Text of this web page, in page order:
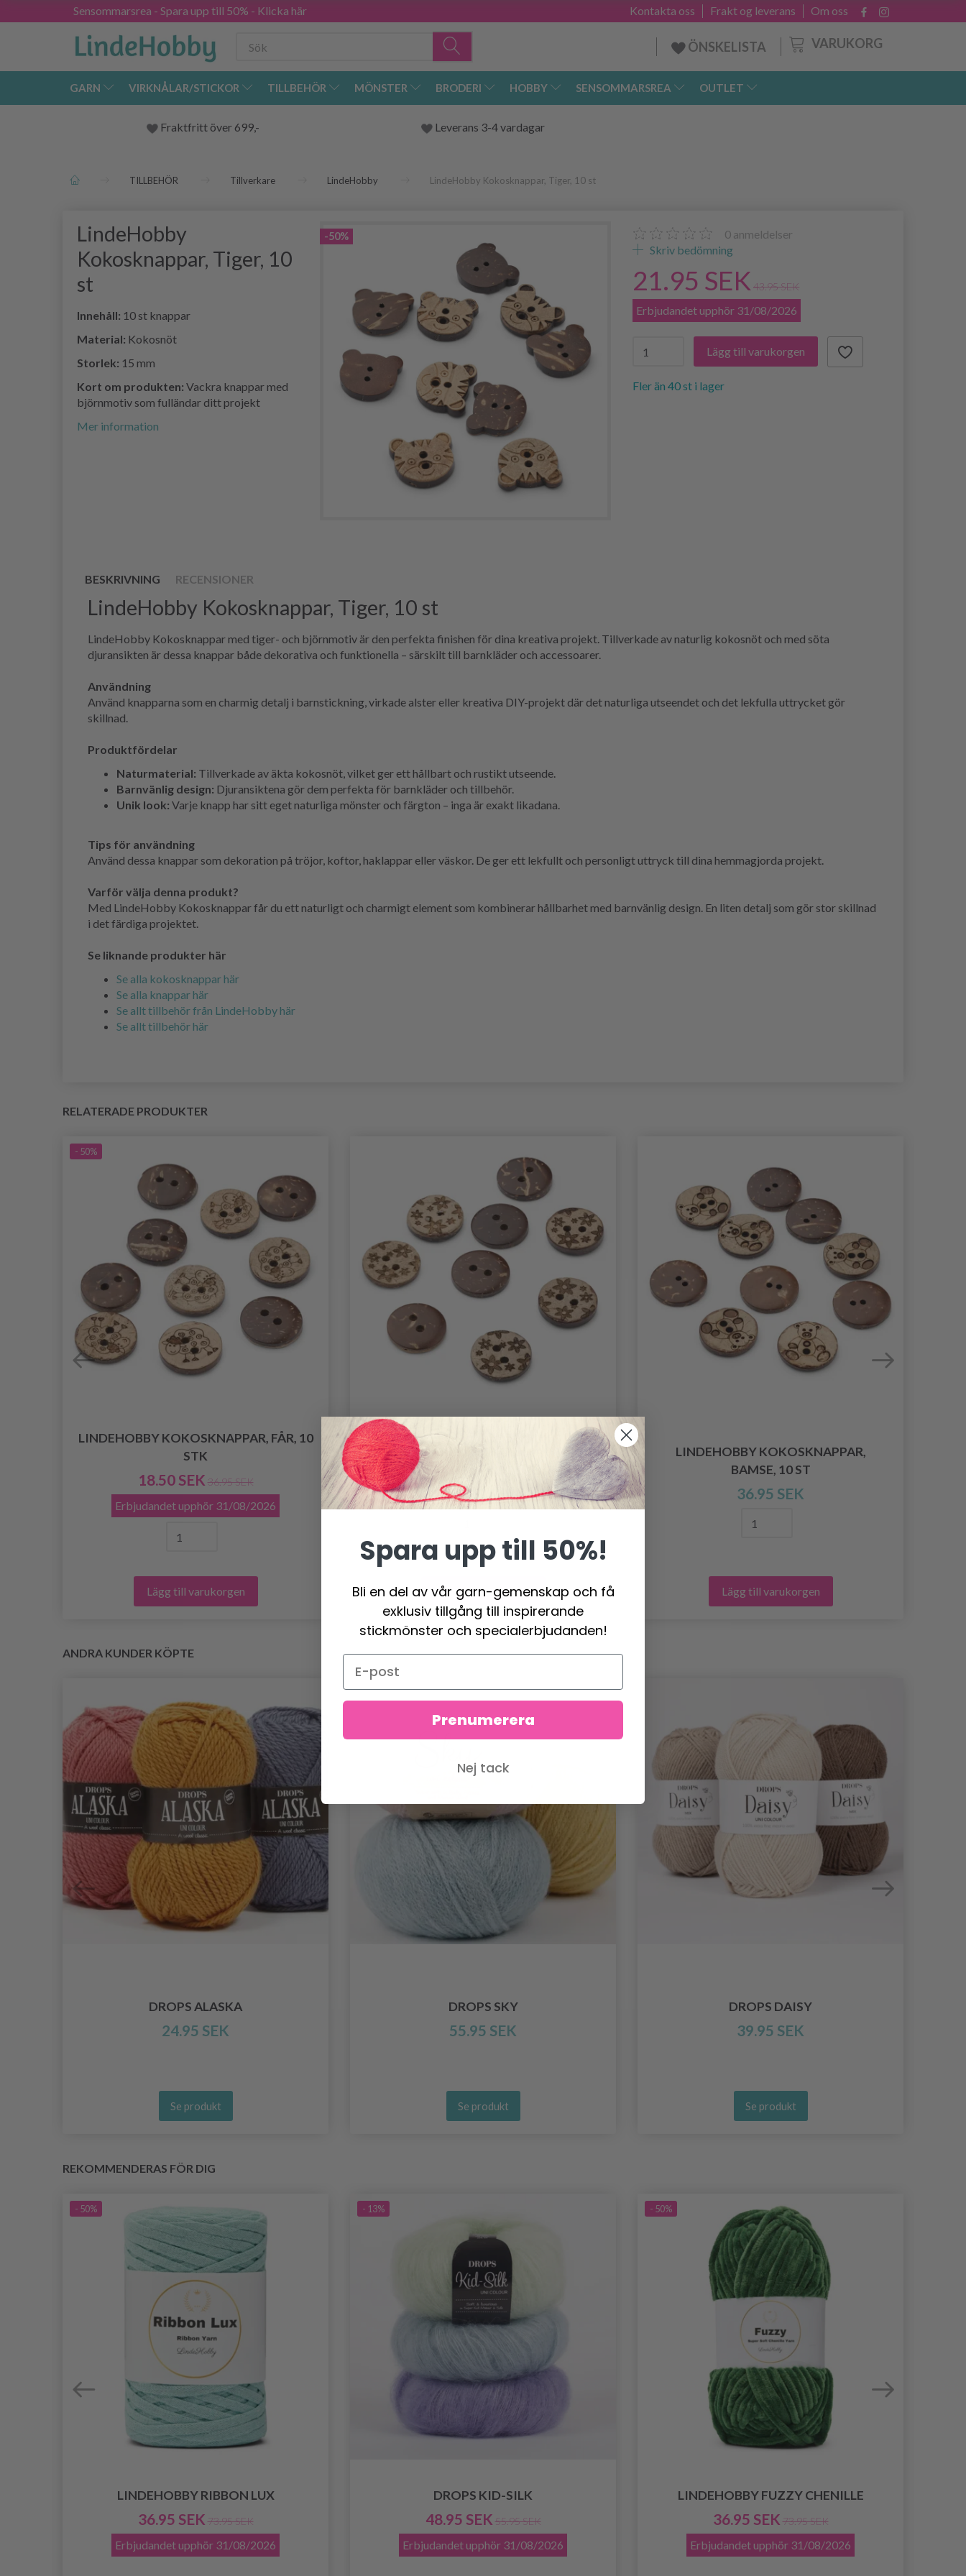
Sensommarsrea - Spara upp till 50% - Klicka här Om oss
Frakt og leverans
Kontakta oss
VARUKORG
ÖNSKELISTA
GARN VIRKNÅLAR/STICKOR TILLBEHÖR MÖNSTER BRODERI HOBBY SENSOMMARSREA OUTLET
Fraktfritt över 699,- Leverans 3-4 vardagar
TILLBEHÖR Tillverkare LindeHobby LindeHobby Kokosknappar, Tiger, 10 st
LindeHobby
Kokosknappar, Tiger, 10
st
Innehåll: 10 st knappar
Material: Kokosnöt
Storlek: 15 mm
Kort om produkten: Vackra knappar med
björnmotiv som fulländar ditt projekt
Mer information
-50% 0 anmeldelser
Skriv bedömning
21.95 SEK 43.95 SEK
Erbjudandet upphör 31/08/2026
Lägg till varukorgen
Fler än 40 st i lager
BESKRIVNING RECENSIONER
LindeHobby Kokosknappar, Tiger, 10 st
LindeHobby Kokosknappar med tiger- och björnmotiv är den perfekta finishen för dina kreativa projekt. Tillverkade av naturlig kokosnöt och med söta
djuransikten är dessa knappar både dekorativa och funktionella – särskilt till barnkläder och accessoarer.
Användning
Använd knapparna som en charmig detalj i barnstickning, virkade alster eller kreativa DIY-projekt där det naturliga utseendet och det lekfulla uttrycket gör
skillnad.
Produktfördelar
Naturmaterial: Tillverkade av äkta kokosnöt, vilket ger ett hållbart och rustikt utseende.
Barnvänlig design: Djuransiktena gör dem perfekta för barnkläder och tillbehör.
Unik look: Varje knapp har sitt eget naturliga mönster och färgton – inga är exakt likadana.
Tips för användning
Använd dessa knappar som dekoration på tröjor, koftor, haklappar eller väskor. De ger ett lekfullt och personligt uttryck till dina hemmagjorda projekt.
Varför välja denna produkt?
Med LindeHobby Kokosknappar får du ett naturligt och charmigt element som kombinerar hållbarhet med barnvänlig design. En liten detalj som gör stor skillnad
i det färdiga projektet.
Se liknande produkter här
Se alla kokosknappar här
Se alla knappar här
Se allt tillbehör från LindeHobby här
Se allt tillbehör här
RELATERADE PRODUKTER
- 50%
LINDEHOBBY KOKOSKNAPPAR, FÅR, 10
STK
18.50 SEK 36.95 SEK
Erbjudandet upphör 31/08/2026
Lägg till varukorgen
LINDEHOBBY KOKOSKNAPPAR,
BLOMMA, 10 ST
36.95 SEK
Lägg till varukorgen
LINDEHOBBY KOKOSKNAPPAR,
BAMSE, 10 ST
36.95 SEK
Lägg till varukorgen
ANDRA KUNDER KÖPTE
DROPS ALASKA
24.95 SEK
Se produkt
DROPS SKY
55.95 SEK
Se produkt
DROPS DAISY
39.95 SEK
Se produkt
REKOMMENDERAS FÖR DIG
- 50%
LINDEHOBBY RIBBON LUX
36.95 SEK 73.95 SEK
Erbjudandet upphör 31/08/2026
- 13%
DROPS KID-SILK
48.95 SEK 55.95 SEK
Erbjudandet upphör 31/08/2026
- 50%
LINDEHOBBY FUZZY CHENILLE
36.95 SEK 73.95 SEK
Erbjudandet upphör 31/08/2026
Spara upp till 50%!
Bli en del av vår garn-gemenskap och få
exklusiv tillgång till inspirerande
stickmönster och specialerbjudanden!
Prenumerera
Nej tack